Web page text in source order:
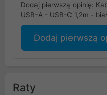
Dodaj pierwszą opinię:
USB-A - USB-C 1,2m -
Dodaj pierwszą
Raty